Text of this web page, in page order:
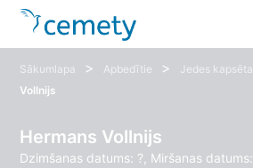
Sākumlapa > Apbedītie > Jedes kapsēta
Vollnijs
Hermans Vollnijs
Dzimšanas datums: ?, Miršanas datums: